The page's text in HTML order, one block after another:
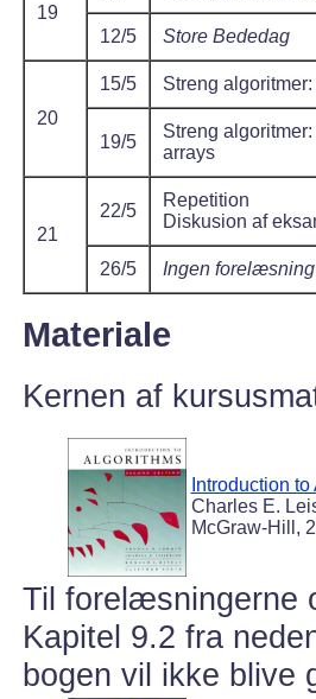
19
12/5 Store Bededag
20
15/5 Streng
19/5
Streng
arrays
21
22/5
Repetition
Diskusion af
26/5 Ingen forelæsning
Materiale
Kernen af
Introduction
Charles E.
McGraw-Hill,
Til forelæsningerne
Kapitel 9.2 fra
bogen vil ikke blive